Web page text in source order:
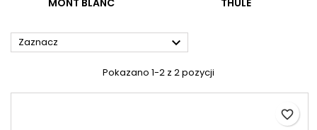
Zaznacz 
Pokazano 1-2 z 2 pozycji
favorite_border